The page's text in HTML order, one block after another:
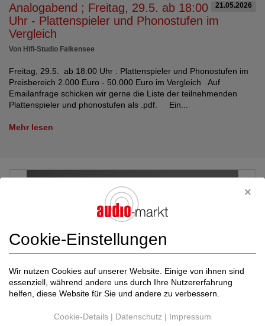
21.05.2026
Analogabend ; Freitag, 29.5. ab 18:00
Uhr - Plattenspieler und Phonostufen im
Vergleich
Von Hifi-Studio Falkensee
Freitag, 29.5. ab 18:00 Uhr : Plattenspieler und Phonostufen im
Preisbereich 2.000 Euro - 50.000 Euro im Vergleich Auf
Emailanfrage schicken wir gerne die Liste der teilnehmenden
Plattenspieler und phonostufen als .pdf. Ein...
Mehr lesen
Cookie-Einstellungen
Wir nutzen Cookies auf unserer Website. Einige von ihnen sind
essenziell, während andere uns durch Ihre Nutzererfahrung
helfen, diese Website für Sie und andere zu verbessern.
Cookie-Details | Datenschutz | Impressum